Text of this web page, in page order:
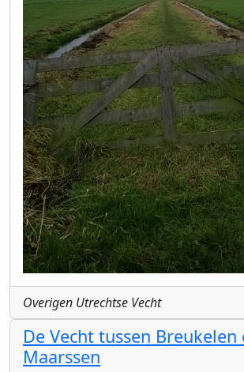
Overigen Utrechtse Vecht
De Vecht tussen Breukelen
Maarssen